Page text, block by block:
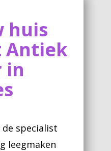
huis
Antiek
in
specialist
leegmaken